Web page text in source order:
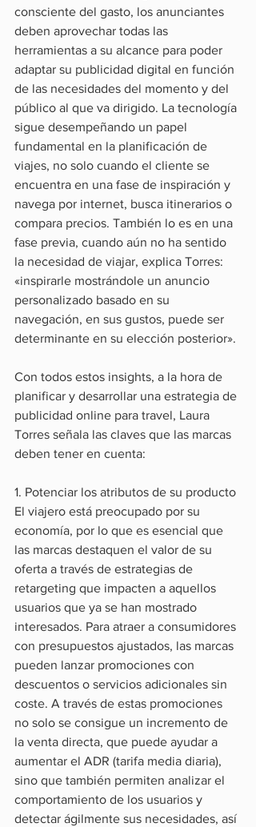
consciente del gasto, los anunciantes
deben aprovechar todas las
herramientas a su alcance para poder
adaptar su publicidad digital en función
de las necesidades del momento y del
público al que va dirigido. La tecnología
sigue desempeñando un papel
fundamental en la planificación de
viajes, no solo cuando el cliente se
encuentra en una fase de inspiración y
navega por internet, busca itinerarios o
compara precios. También lo es en una
fase previa, cuando aún no ha sentido
la necesidad de viajar, explica Torres:
«inspirarle mostrándole un anuncio
personalizado basado en su
navegación, en sus gustos, puede ser
determinante en su elección posterior».
Con todos estos insights, a la hora de
planificar y desarrollar una estrategia de
publicidad online para travel, Laura
Torres señala las claves que las marcas
deben tener en cuenta:
1. Potenciar los atributos de su producto
El viajero está preocupado por su
economía, por lo que es esencial que
las marcas destaquen el valor de su
oferta a través de estrategias de
retargeting que impacten a aquellos
usuarios que ya se han mostrado
interesados. Para atraer a consumidores
con presupuestos ajustados, las marcas
pueden lanzar promociones con
descuentos o servicios adicionales sin
coste. A través de estas promociones
no solo se consigue un incremento de
la venta directa, que puede ayudar a
aumentar el ADR (tarifa media diaria),
sino que también permiten analizar el
comportamiento de los usuarios y
detectar ágilmente sus necesidades, así